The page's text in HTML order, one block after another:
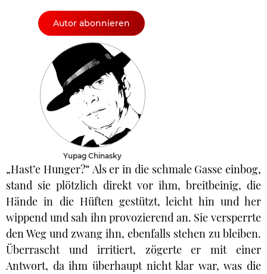
Autor abonnieren
Yupag Chinasky
„Hast’e Hunger?“ Als er in die schmale Gasse einbog,
stand sie plötzlich direkt vor ihm, breitbeinig, die
Hände in die Hüften gestützt, leicht hin und her
wippend und sah ihn provozierend an. Sie versperrte
den Weg und zwang ihn, ebenfalls stehen zu bleiben.
Überrascht und irritiert, zögerte er mit einer
Antwort, da ihm überhaupt nicht klar war, was die